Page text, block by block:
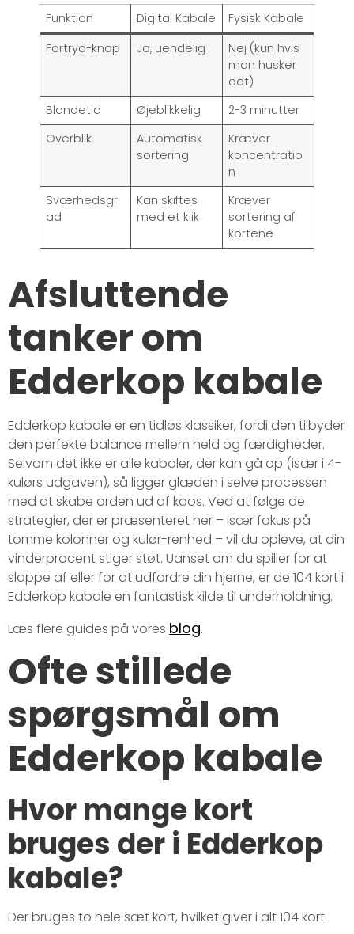
Funktion Digital Kabale
Fysisk Kabale
Fortryd-knap
Ja, uendelig
Nej (kun hvis
man husker
det)
Blandetid
Øjeblikkelig
2-3 minutter
Overblik
Automatisk
sortering
Kræver
koncentratio
n
Sværhedsgr
ad
Kan skiftes
med et klik
Kræver
sortering af
kortene
Afsluttende
tanker om
Edderkop kabale
Edderkop kabale er en tidløs klassiker, fordi den tilbyder
den perfekte balance mellem held og færdigheder.
Selvom det ikke er alle kabaler, der kan gå op (især i 4-
kulørs udgaven), så ligger glæden i selve processen
med at skabe orden ud af kaos. Ved at følge de
strategier, der er præsenteret her – især fokus på
tomme kolonner og kulør-renhed – vil du opleve, at din
vinderprocent stiger støt. Uanset om du spiller for at
slappe af eller for at udfordre din hjerne, er de 104 kort i
Edderkop kabale en fantastisk kilde til underholdning.
Læs flere guides på vores blog.
Ofte stillede
spørgsmål om
Edderkop kabale
Hvor mange kort
bruges der i Edderkop
kabale?
Der bruges to hele sæt kort, hvilket giver i alt 104 kort.